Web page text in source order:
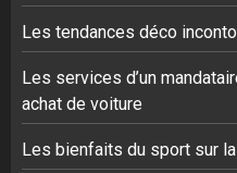
Les tendances déco
Les services d’un
achat de voiture
Les bienfaits du sport sur